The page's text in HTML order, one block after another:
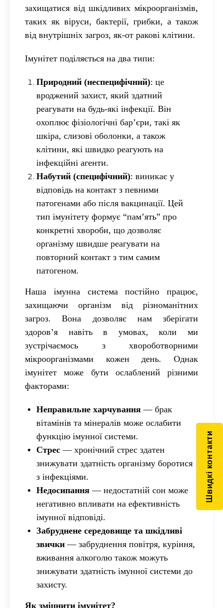
захищатися від шкідливих мікроорганізмів,
таких як віруси, бактерії, грибки, а також
від внутрішніх загроз, як-от ракові клітини.
Імунітет поділяється на два типи:
Природний (неспецифічний): це
вроджений захист, який здатний
реагувати на будь-які інфекції. Він
охоплює фізіологічні бар’єри, такі як
шкіра, слизові оболонки, а також
клітини, які швидко реагують на
інфекційні агенти.
Набутий (специфічний): виникає у
відповідь на контакт з певними
патогенами або після вакцинації. Цей
тип імунітету формує “пам’ять” про
конкретні хвороби, що дозволяє
організму швидше реагувати на
повторний контакт з тим самим
патогеном.
Наша імунна система постійно працює,
захищаючи організм від різноманітних
загроз. Вона дозволяє нам зберігати
здоров’я навіть в умовах, коли ми
зустрічаємось з хвороботворними
мікроорганізмами кожен день. Однак
імунітет може бути ослаблений різними
факторами:
Неправильне харчування— брак
вітамінів та мінералів може ослабити
функцію імунної системи.
Стрес— хронічний стрес здатен
знижувати здатність організму боротися
з інфекціями.
Недосипання— недостатній сон може
негативно впливати на ефективність
імунної відповіді.
Забруднене середовище та шкідливі
звички— забруднення повітря, куріння,
вживання алкоголю також можуть
знижувати здатність імунної системи до
захисту.
Як зміцнити імунітет?
Швидкі контакти